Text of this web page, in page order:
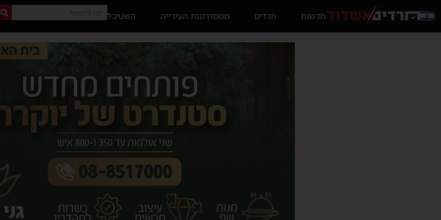
חדשות חרדים ממסדרונות העירייה השטיבל